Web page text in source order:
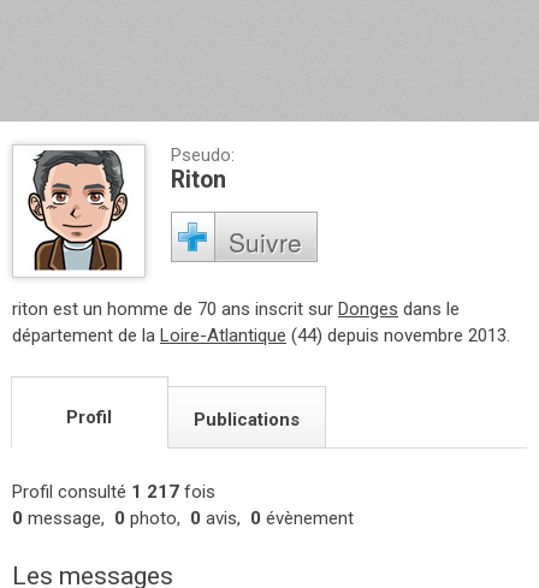
Pseudo:
Riton
Suivre
riton est un homme de 70 ans inscrit sur Donges dans le
département de la Loire-Atlantique (44) depuis novembre 2013.
Profil Publications
Profil consulté 1 217 fois
0 message, 0 photo, 0 avis, 0 évènement
Les messages